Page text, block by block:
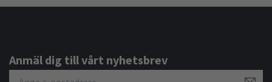
Anmäl dig till vårt nyhetsbrev